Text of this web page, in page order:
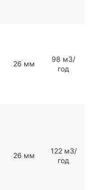
26 мм
98 мЗ/
год
26 мм
122 мЗ/
год